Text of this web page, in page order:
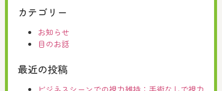
カテゴリー
お知らせ
目のお話
最近の投稿